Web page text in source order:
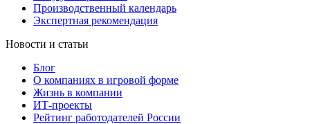
Производственный календарь
Экспертная рекомендация
Новости и статьи
Блог
О компаниях в игровой форме
Жизнь в компании
ИТ-проекты
Рейтинг работодателей России